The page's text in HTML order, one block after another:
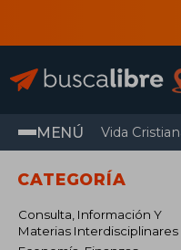
MENÚ Vida
CATEGORÍA
Consulta, Información Y
Materias Interdisciplinares